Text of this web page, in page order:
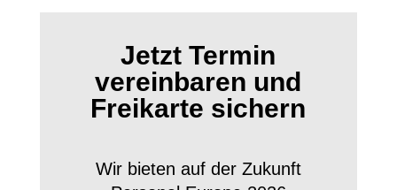
Jetzt Termin
vereinbaren und
Freikarte sichern
Wir bieten auf der Zukunft